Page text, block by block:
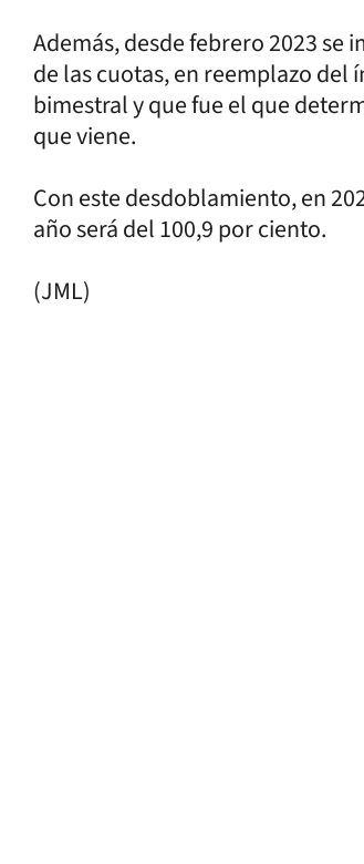
Además, desde febrero 2023
de las cuotas, en reemplazo del
bimestral y que fue el que
que viene.
Con este desdoblamiento, en
año será del 100,9 por ciento.
(JML)